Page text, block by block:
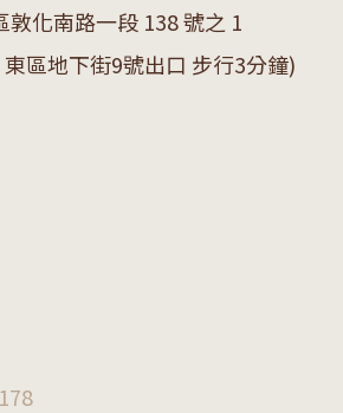
敦化南路一段 138 號之 1
區地下街9號出口 步行3分鐘)